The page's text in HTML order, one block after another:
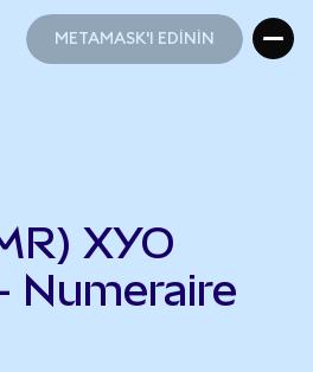
METAMASK'I EDİNİN
XYO
Numeraire